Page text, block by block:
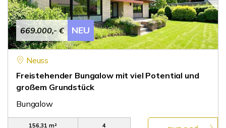
669.000,- € NEU
Neuss
Freistehender Bungalow mit viel Potential und
großem Grundstück
Bungalow
156,31 m²
4